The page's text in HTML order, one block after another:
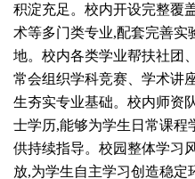
积淀充足。校内开设完整覆
术等多门类专业,配套完善实
地。校内各类学业帮扶社团
常会组织学科竞赛、学术讲
生夯实专业基础。校内师资
士学历,能够为学生日常课程
供持续指导。校园整体学习
放,为学生自主学习创造稳定